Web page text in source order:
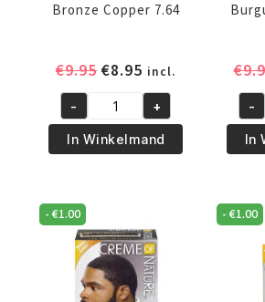
Bronze Copper 7.64
€9.95Oorspronkelijke
was:
€9.95.
€8.95 Huidige
prijs
is:
€8.95.
incl.
Bronze
Copper
7.64
- +
In Winkelmand
€
6.2
-
In
-€1.00 -€1.00